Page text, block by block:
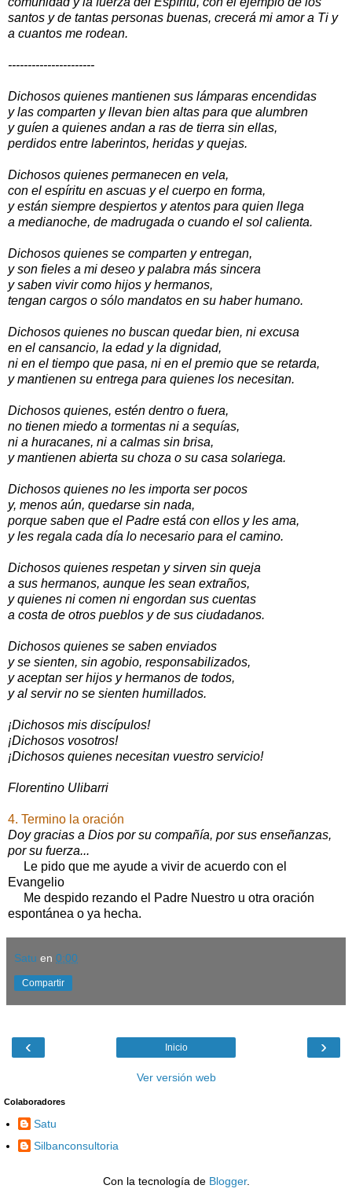
santos y de tantas personas buenas, crecerá mi amor a Ti y
a cuantos me rodean.
----------------------
Dichosos quienes mantienen sus lámparas encendidas
y las comparten y llevan bien altas para que alumbren
y guíen a quienes andan a ras de tierra sin ellas,
perdidos entre laberintos, heridas y quejas.
Dichosos quienes permanecen en vela,
con el espíritu en ascuas y el cuerpo en forma,
y están siempre despiertos y atentos para quien llega
a medianoche, de madrugada o cuando el sol calienta.
Dichosos quienes se comparten y entregan,
y son fieles a mi deseo y palabra más sincera
y saben vivir como hijos y hermanos,
tengan cargos o sólo mandatos en su haber humano.
Dichosos quienes no buscan quedar bien, ni excusa
en el cansancio, la edad y la dignidad,
ni en el tiempo que pasa, ni en el premio que se retarda,
y mantienen su entrega para quienes los necesitan.
Dichosos quienes, estén dentro o fuera,
no tienen miedo a tormentas ni a sequías,
ni a huracanes, ni a calmas sin brisa,
y mantienen abierta su choza o su casa solariega.
Dichosos quienes no les importa ser pocos
y, menos aún, quedarse sin nada,
porque saben que el Padre está con ellos y les ama,
y les regala cada día lo necesario para el camino.
Dichosos quienes respetan y sirven sin queja
a sus hermanos, aunque les sean extraños,
y quienes ni comen ni engordan sus cuentas
a costa de otros pueblos y de sus ciudadanos.
Dichosos quienes se saben enviados
y se sienten, sin agobio, responsabilizados,
y aceptan ser hijos y hermanos de todos,
y al servir no se sienten humillados.
¡Dichosos mis discípulos!
¡Dichosos vosotros!
¡Dichosos quienes necesitan vuestro servicio!
Florentino Ulibarri
4. Termino la oración
Doy gracias a Dios por su compañía, por sus enseñanzas,
por su fuerza...
Le pido que me ayude a vivir de acuerdo con el
Evangelio
Me despido rezando el Padre Nuestro u otra oración
espontánea o ya hecha.
Satu en 0:00
Compartir
‹ ›
Inicio
Ver versión web
Colaboradores
Satu
Silbanconsultoria
Con la tecnología de Blogger.